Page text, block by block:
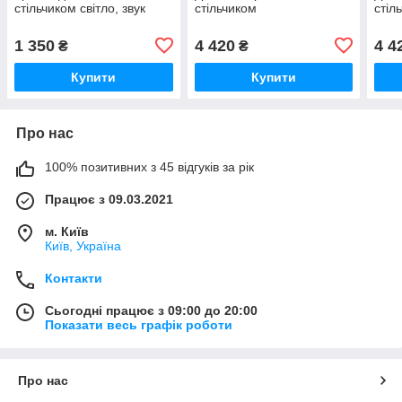
стільчиком світло, звук
1 350 ₴
Купити
стільчиком
4 420₴
Купити
4
Про нас
100% позитивних з 45 відгуків за рік
Працює з 09.03.2021
м. Київ
Київ, Україна
Контакти
Сьогодні працює з 09:00 до 20:00
Показати весь графік роботи
Про нас